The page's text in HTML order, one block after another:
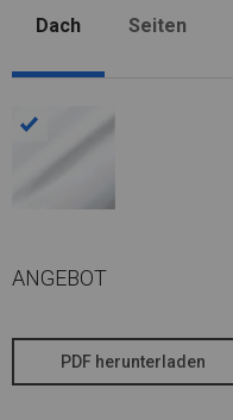
Dach Seiten
ANGEBOT
PDF herunterladen